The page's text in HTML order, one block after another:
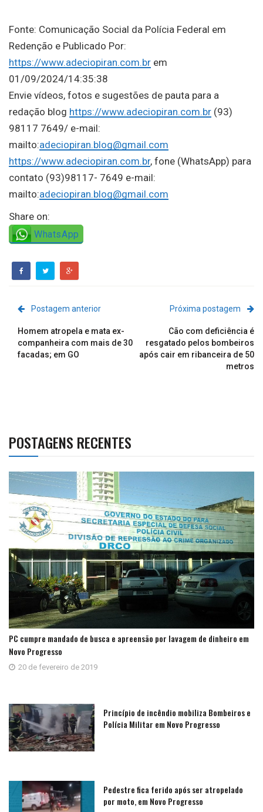
Fonte: Comunicação Social da Polícia Federal em
Redenção e Publicado Por:
https://www.adeciopiran.com.br em
01/09/2024/14:35:38
Envie vídeos, fotos e sugestões de pauta para a
redação blog https://www.adeciopiran.com.br (93)
98117 7649/ e-mail:
mailto:adeciopiran.blog@gmail.com
https://www.adeciopiran.com.br, fone (WhatsApp) para
contato (93)98117- 7649 e-mail:
mailto:adeciopiran.blog@gmail.com
Share on:
WhatsApp
Postagem anterior
Homem atropela e mata ex-
companheira com mais de 30
facadas; em GO
Próxima postagem
Cão com deficiência é
resgatado pelos bombeiros
após cair em ribanceira de 50
metros
POSTAGENS RECENTES
PC cumpre mandado de busca e apreensão por lavagem de dinheiro em
Novo Progresso
20 de fevereiro de 2019
Princípio de incêndio mobiliza Bombeiros e
Polícia Militar em Novo Progresso
Pedestre fica ferido após ser atropelado
por moto, em Novo Progresso